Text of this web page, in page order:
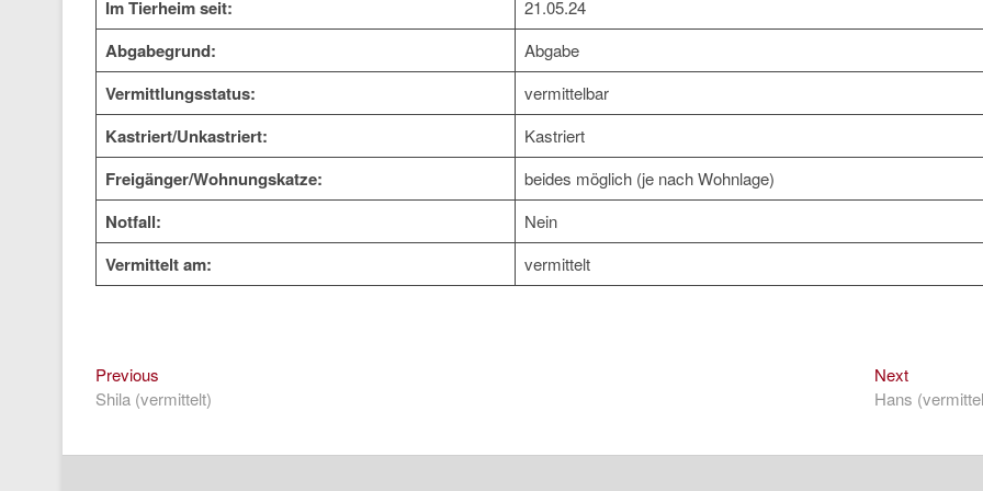
Im Tierheim seit: 21.05.24
Abgabegrund: Abgabe
Vermittlungsstatus: vermittelbar
Kastriert/Unkastriert: Kastriert
Freigänger/Wohnungskatze: beides möglich (je nach Wohnlage)
Notfall: Nein
Vermittelt am: vermittelt
Beitragsnavigation
Previous
post:
Shila (vermittelt)
NextNext
post:
Hans